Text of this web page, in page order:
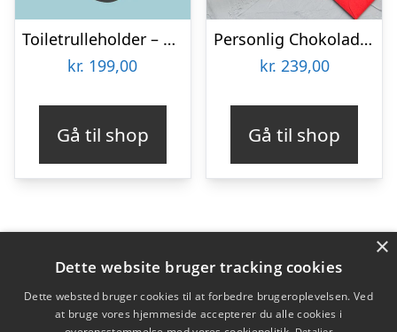
Toiletrulleholder – Liggende får
kr. 199,00
Gå til shop
Personlig Chokoladeplade med Billede
kr. 239,00
Gå til shop
Varekategorier
Produkter
×
Dette website bruger tracking cookies
Dette websted bruger cookies til at forbedre brugeroplevelsen. Ved
at bruge vores hjemmeside accepterer du alle cookies i